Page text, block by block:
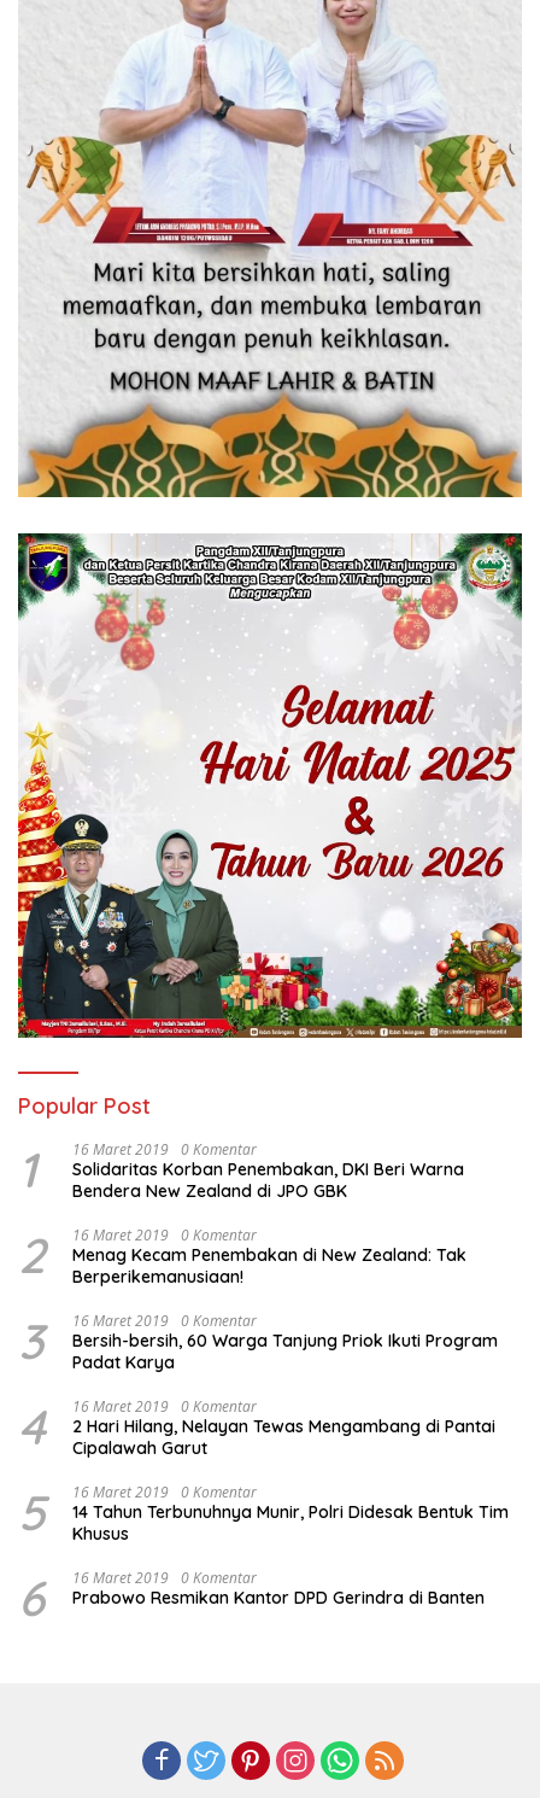
Popular Post
1 16 Maret 2019 0 Komentar
Solidaritas Korban Penembakan, DKI Beri Warna
Bendera New Zealand di JPO GBK
2 16 Maret 2019 0 Komentar
Menag Kecam Penembakan di New Zealand: Tak
Berperikemanusiaan!
3 16 Maret 2019 0 Komentar
Bersih-bersih, 60 Warga Tanjung Priok Ikuti Program
Padat Karya
4 16 Maret 2019 0 Komentar
2 Hari Hilang, Nelayan Tewas Mengambang di Pantai
Cipalawah Garut
5 16 Maret 2019 0 Komentar
14 Tahun Terbunuhnya Munir, Polri Didesak Bentuk Tim
Khusus
6 16 Maret 2019 0 Komentar
Prabowo Resmikan Kantor DPD Gerindra di Banten